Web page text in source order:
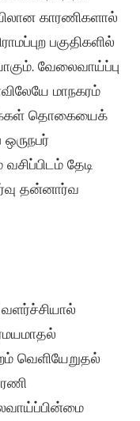
காரணிகளால்
பகுதிகளில்
வேலைவாய்ப்பு
மாநகரம்
தொகையைக்
ஒருநபர்
தேடி
தன்னார்வ
வெளியேறுதல்